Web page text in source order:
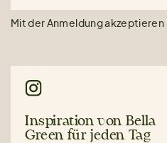
Mit der Anmeldung akzeptieren
Inspiration von Bella
Green für jeden Tag